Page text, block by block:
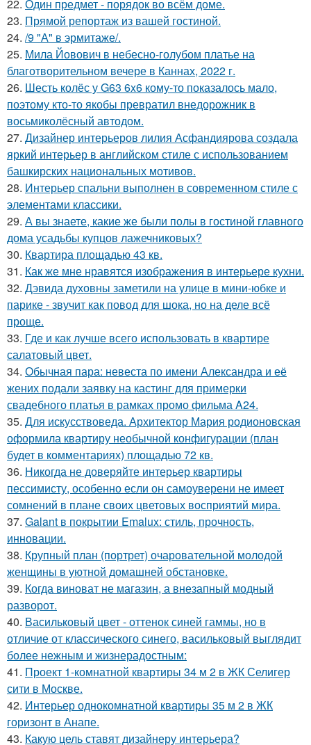
22. Один предмет - порядок во всём доме.
23. Прямой репортаж из вашей гостиной.
24. /9 "А" в эрмитаже/.
25. Мила Йовович в небесно-голубом платье на
благотворительном вечере в Каннах, 2022 г.
26. Шесть колёс у G63 6x6 кому-то показалось мало,
поэтому кто-то якобы превратил внедорожник в
восьмиколёсный автодом.
27. Дизайнер интерьеров лилия Асфандиярова создала
яркий интерьер в английском стиле с использованием
башкирских национальных мотивов.
28. Интерьер спальни выполнен в современном стиле с
элементами классики.
29. А вы знаете, какие же были полы в гостиной главного
дома усадьбы купцов лажечниковых?
30. Квартира площадью 43 кв.
31. Как же мне нравятся изображения в интерьере кухни.
32. Дэвида духовны заметили на улице в мини-юбке и
парике - звучит как повод для шока, но на деле всё
проще.
33. Где и как лучше всего использовать в квартире
салатовый цвет.
34. Обычная пара: невеста по имени Александра и её
жених подали заявку на кастинг для примерки
свадебного платья в рамках промо фильма A24.
35. Для искусствоведа. Архитектор Мария родионовская
оформила квартиру необычной конфигурации (план
будет в комментариях) площадью 72 кв.
36. Никогда не доверяйте интерьер квартиры
пессимисту, особенно если он самоуверени не имеет
сомнений в плане своих цветовых восприятий мира.
37. Galant в покрытии Emalux: стиль, прочность,
инновации.
38. Крупный план (портрет) очаровательной молодой
женщины в уютной домашней обстановке.
39. Когда виноват не магазин, а внезапный модный
разворот.
40. Васильковый цвет - оттенок синей гаммы, но в
отличие от классического синего, васильковый выглядит
более нежным и жизнерадостным:
41. Проект 1-комнатной квартиры 34 м 2 в ЖК Селигер
сити в Москве.
42. Интерьер однокомнатной квартиры 35 м 2 в ЖК
горизонт в Анапе.
43. Какую цель ставят дизайнеру интерьера?